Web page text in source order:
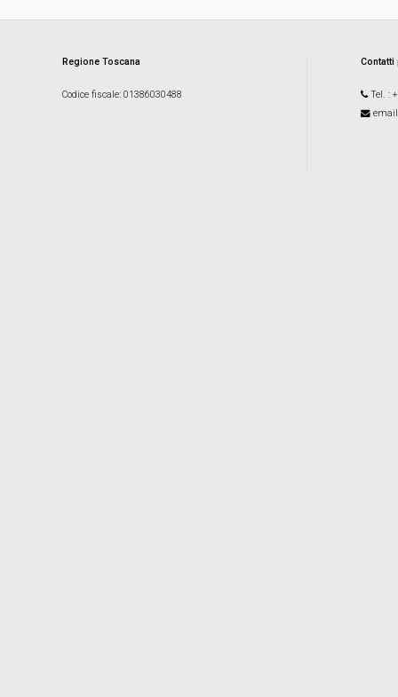
Regione Toscana
Codice fiscale: 01386030488 Tel. :
email